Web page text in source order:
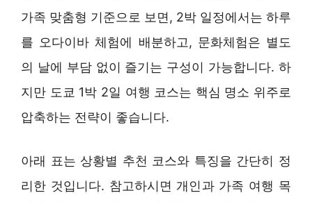
가족 맞춤형 기준으로 보면, 2박 일정에서는 하루
를 오다이바 체험에 배분하고, 문화체험은 별도
의 날에 부담 없이 즐기는 구성이 가능합니다. 하
지만 도쿄 1박 2일 여행 코스는 핵심 명소 위주로
압축하는 전략이 좋습니다.
아래 표는 상황별 추천 코스와 특징을 간단히 정
리한 것입니다. 참고하시면 개인과 가족 여행 목